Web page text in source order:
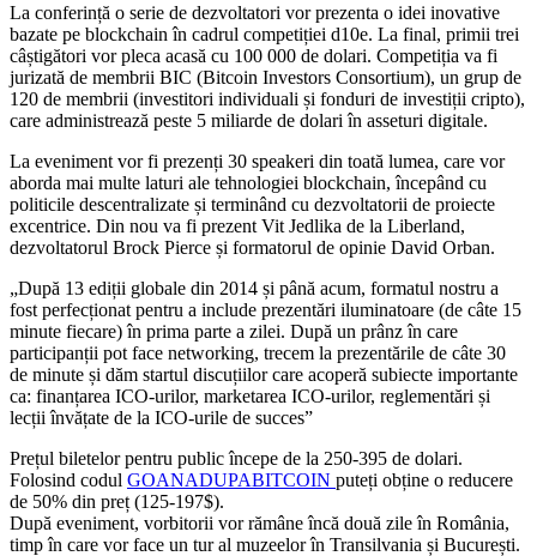
La conferință o serie de dezvoltatori vor prezenta o idei inovative
bazate pe blockchain în cadrul competiției d10e. La final, primii trei
câștigători vor pleca acasă cu 100 000 de dolari. Competiția va fi
jurizată de membrii BIC (Bitcoin Investors Consortium), un grup de
120 de membrii (investitori individuali și fonduri de investiții cripto),
care administrează peste 5 miliarde de dolari în asseturi digitale.
La eveniment vor fi prezenți 30 speakeri din toată lumea, care vor
aborda mai multe laturi ale tehnologiei blockchain, începând cu
politicile descentralizate și terminând cu dezvoltatorii de proiecte
excentrice. Din nou va fi prezent Vit Jedlika de la Liberland,
dezvoltatorul Brock Pierce și formatorul de opinie David Orban.
„După 13 ediții globale din 2014 și până acum, formatul nostru a
fost perfecționat pentru a include prezentări iluminatoare (de câte 15
minute fiecare) în prima parte a zilei. După un prânz în care
participanții pot face networking, trecem la prezentările de câte 30
de minute și dăm startul discuțiilor care acoperă subiecte importante
ca: finanțarea ICO-urilor, marketarea ICO-urilor, reglementări și
lecții învățate de la ICO-urile de succes”
Prețul biletelor pentru public începe de la 250-395 de dolari.
Folosind codul GOANADUPABITCOIN puteți obține o reducere
de 50% din preț (125-197$).
După eveniment, vorbitorii vor rămâne încă două zile în România,
timp în care vor face un tur al muzeelor în Transilvania și București.